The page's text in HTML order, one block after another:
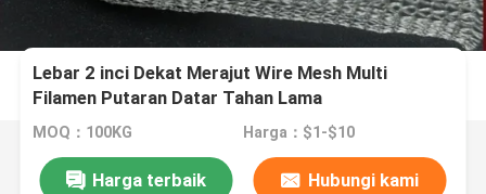
Lebar 2 inci Dekat Merajut Wire Mesh Multi
Filamen Putaran Datar Tahan Lama
MOQ：100KG Harga：$1-$10
Harga terbaik Hubungi kami